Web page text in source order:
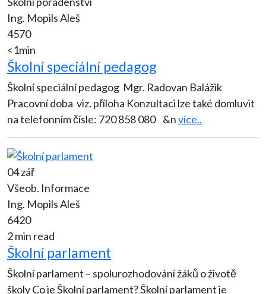
Ing. Mopils Aleš
4570
<1min
Školní speciální pedagog
Školní speciální pedagog Mgr. Radovan Balážik
Pracovní doba viz. příloha Konzultaci lze také domluvit
na telefonním čísle: 720 858 080 &nvíce..
04 zář
Všeob. Informace
Ing. Mopils Aleš
6420
2 min read
Školní parlament
Školní parlament – spolurozhodování žáků o životě
školy Co je Školní parlament? Školní parlament je